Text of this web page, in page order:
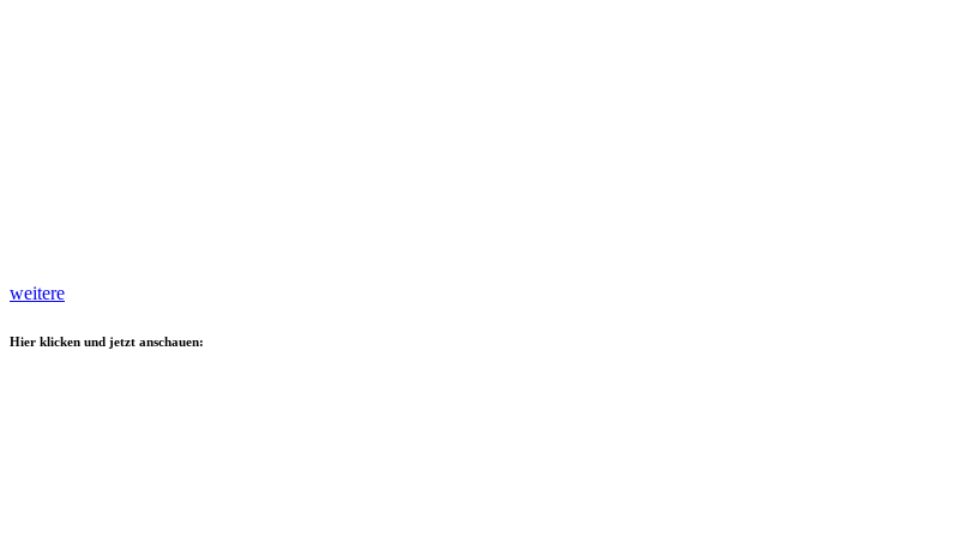
weitere
Hier klicken und jetzt anschauen: